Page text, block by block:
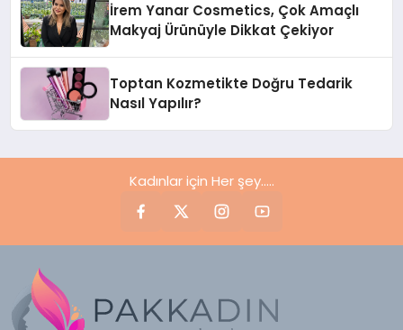
İrem Yanar Cosmetics, Çok Amaçlı
Makyaj Ürünüyle Dikkat Çekiyor
Toptan Kozmetikte Doğru Tedarik
Nasıl Yapılır?
Kadınlar için Her şey.....